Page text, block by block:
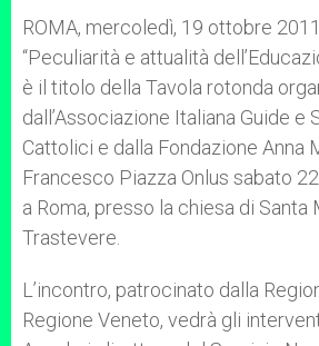
p
p
g
e
r
o
k
r
ROMA, mercoledì, 19 ottobre
“Peculiarità e attualità
è il titolo della Tavola rotonda
dall’Associazione Italiana Guide e
Cattolici e dalla Fondazione Anna
Francesco Piazza Onlus sabato
a Roma, presso la chiesa di Santa
Trastevere.
L’incontro, patrocinato dalla
Regione Veneto, vedrà gli